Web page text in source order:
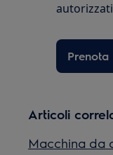
Prenota
Articoli
Macchina da